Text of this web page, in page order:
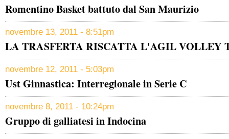
Romentino Basket battuto dal San Maurizio
novembre 13, 2011 - 8:51pm
LA TRASFERTA RISCATTA L'AGIL VOLLEY
novembre 12, 2011 - 5:03pm
Ust Ginnastica: Interregionale in Serie C
novembre 8, 2011 - 10:24pm
Gruppo di galliatesi in Indocina